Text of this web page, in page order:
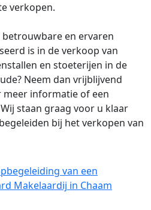
verkopen.
en ervaren
is in de verkoop van
en stoeterijen in de
Neem dan vrijblijvend
informatie of een
staan graag voor u klaar
bij het verkopen van
van een
Makelaardij in Chaam